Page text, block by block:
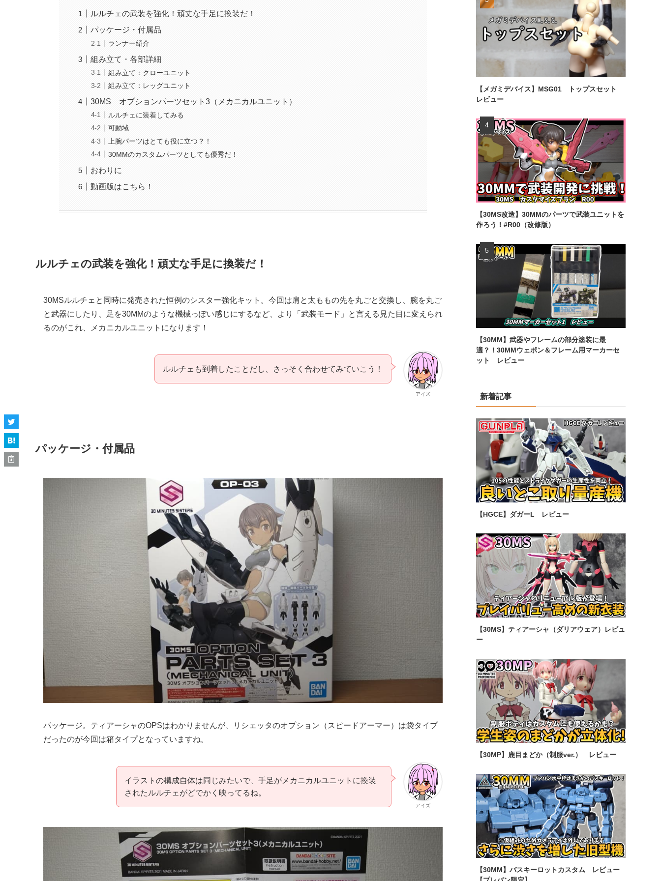
ルルチェの武装を強化！頑丈な手足に換装だ！
パッケージ・付属品
ランナー紹介
組み立て・各部詳細
組み立て：クローユニット
組み立て：レッグユニット
30MS オプションパーツセット3（メカニカルユニット）
ルルチェに装着してみる
可動域
上腕パーツはとても役に立つ？！
30MMのカスタムパーツとしても優秀だ！
おわりに
動画版はこちら！
ルルチェの武装を強化！頑丈な手足に換装だ！
30MSルルチェと同時に発売された恒例のシスター強化キット。今回は肩と太ももの先を丸ごと交換し、腕を丸ご
と武器にしたり、足を30MMのような機械っぽい感じにするなど、より「武装モード」と言える見た目に変えられ
るのがこれ、メカニカルユニットになります！
アイズ
ルルチェも到着したことだし、さっそく合わせてみていこう！
パッケージ・付属品
パッケージ。ティアーシャのOPSはわかりませんが、リシェッタのオプション（スピードアーマー）は袋タイプ
だったのが今回は箱タイプとなっていますね。
アイズ
イラストの構成自体は同じみたいで、手足がメカニカルユニットに換装
されたルルチェがどでかく映ってるね。
【メガミデバイス】MSG01 トップスセット
レビュー
【30MS改造】30MMのパーツで武装ユニットを
作ろう！#R00（改修版）
【30MM】武器やフレームの部分塗装に最
適？！30MMウェポン＆フレーム用マーカーセ
ット レビュー
新着記事
【HGCE】ダガーL レビュー
【30MS】ティアーシャ（ダリアウェア）レビュ
ー
【30MP】鹿目まどか（制服ver.） レビュー
【30MM】バスキーロットカスタム レビュー